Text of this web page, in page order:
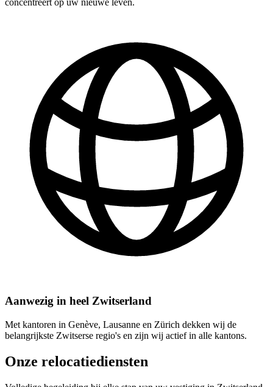
Aanwezig in heel Zwitserland
Met kantoren in Genève, Lausanne en Zürich dekken wij de
belangrijkste Zwitserse regio's en zijn wij actief in alle kantons.
Onze relocatiediensten